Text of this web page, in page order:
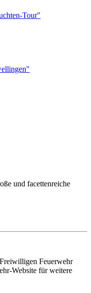
Tour"
und facettenreiche
Feuerwehr
Website für weitere